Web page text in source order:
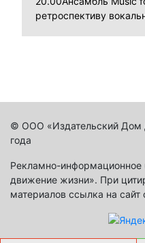
ретроспективу
© ООО «Издательский Дом
года
Рекламно-
движение жизни». При
материалов ссылка на сайт